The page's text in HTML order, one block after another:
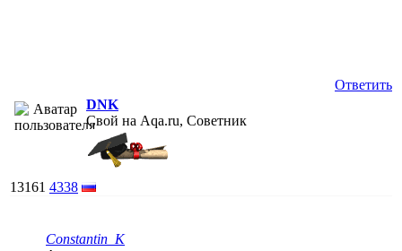
Ответить
DNK
Свой на Aqa.ru, Советник
13161 4338
Constantin_K